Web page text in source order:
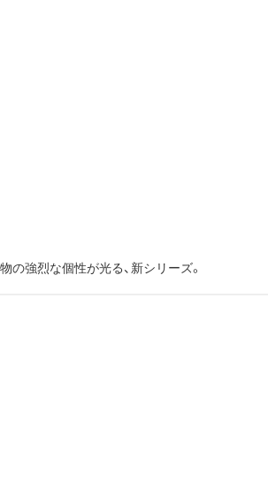
強烈な個性が光る、新シリーズ。